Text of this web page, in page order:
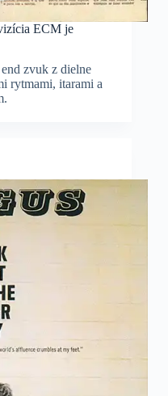
ECM je
zvuk z dielne
rytmami, itarami a